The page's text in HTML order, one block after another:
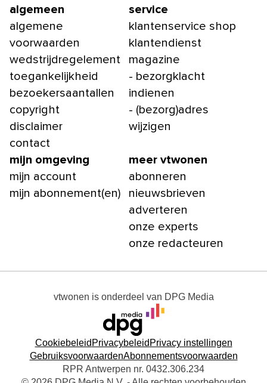
algemeen
algemene
voorwaarden
wedstrijdregelement
toegankelijkheid
bezoekersaantallen
copyright
disclaimer
contact
service
klantenservice shop
klantendienst
magazine
- bezorgklacht
indienen
- (bezorg)adres
wijzigen
mijn omgeving
mijn account
mijn abonnement(en)
meer vtwonen
abonneren
nieuwsbrieven
adverteren
onze experts
onze redacteuren
vtwonen is onderdeel van DPG Media
Cookiebeleid Privacybeleid Privacy instellingen
GebruiksvoorwaardenAbonnementsvoorwaarden
RPR Antwerpen nr. 0432.306.234